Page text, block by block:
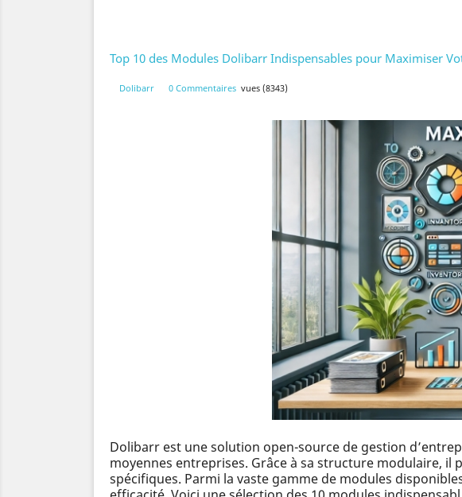
Top 10 des Modules Dolibarr Indispensables pour Maximiser
Dolibarr 0 Commentaires vues (8343)
Dolibarr est une solution open-source de gestion
moyennes entreprises. Grâce à sa structure modulaire,
spécifiques. Parmi la vaste gamme de modules